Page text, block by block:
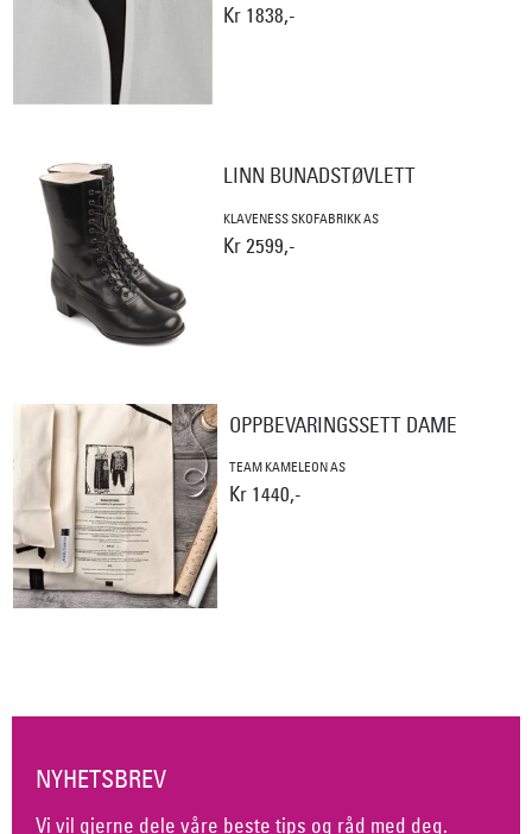
Kr 1838,-
LINN BUNADSTØVLETT
KLAVENESS SKOFABRIKK AS
Kr 2599,-
OPPBEVARINGSSETT DAME
TEAM KAMELEON AS
Kr 1440,-
NYHETSBREV
Vi vil gjerne dele våre beste tips og råd med deg.